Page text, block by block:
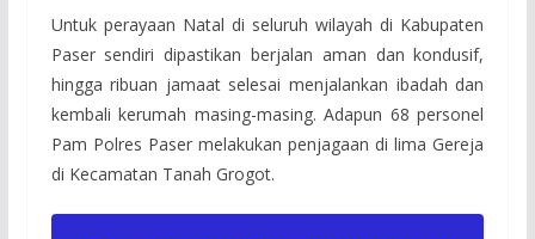
Untuk perayaan Natal di seluruh wilayah di Kabupaten
Paser sendiri dipastikan berjalan aman dan kondusif,
hingga ribuan jamaat selesai menjalankan ibadah dan
kembali kerumah masing-masing. Adapun 68 personel
Pam Polres Paser melakukan penjagaan di lima Gereja
di Kecamatan Tanah Grogot.